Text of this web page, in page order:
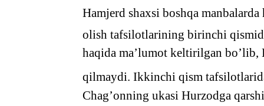
Hamjerd shaxsi boshqa
olish tafsilotlarining birinchi
haqida ma’lumot keltirilgan
qilmaydi. Ikkinchi qism
Chag’onning ukasi Hurzodga